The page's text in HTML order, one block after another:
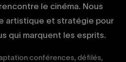
le cinéma. Nous
artistique et stratégie pour
qui marquent les esprits.
conférences, défilés,